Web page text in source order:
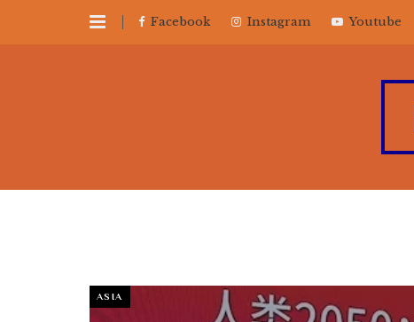
Facebook Instagram Youtube
ASIA